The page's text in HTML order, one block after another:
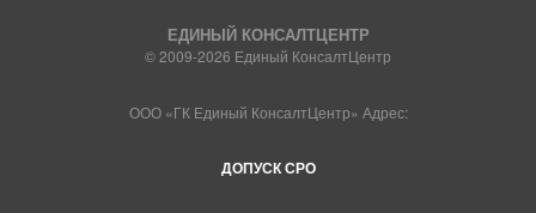
ЕДИНЫЙ КОНСАЛТЦЕНТР
© 2009-2026 Единый КонсалтЦентр
ООО «ГК Единый КонсалтЦентр» Адрес:
ДОПУСК СРО